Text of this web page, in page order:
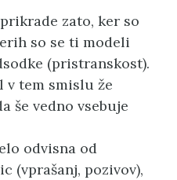
zato, ker so
so se ti modeli
(pristranskost).
v tem smislu že
še vedno vsebuje
odvisna od
(vprašanj, pozivov),